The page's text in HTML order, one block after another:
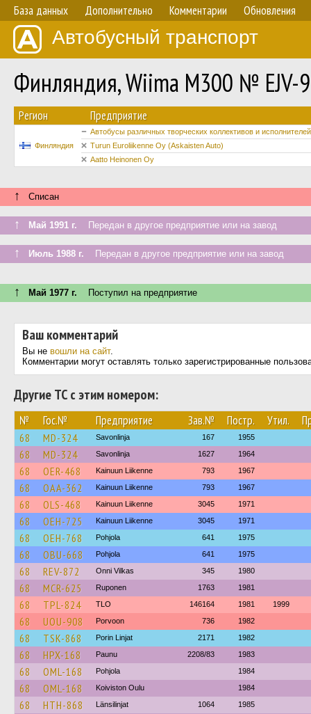
База данных Дополнительно Комментарии Обновления
Автобусный транспорт
Финляндия, Wiima M300 № EJV-
Регион Предприятие
Финляндия
Автобусы различных творческих коллективов и исполнителей
Turun Euroliikenne Oy (Askaisten Auto)
Aatto Heinonen Oy
↑ Списан
↑ Май 1991 г. Передан в другое предприятие или на завод
↑ Июль 1988 г. Передан в другое предприятие или на завод
↑ Май 1977 г. Поступил на предприятие
Ваш комментарий
Вы не вошли на сайт.
Комментарии могут оставлять только зарегистрированные
Другие ТС с этим номером:
№ Гос.№ Предприятие Зав.№ Постр. Утил.
68 MD-324 Savonlinja 167 1955
68 MD-324 Savonlinja 1627 1964
68 OER-468 Kainuun Liikenne 793 1967
68 OAA-362 Kainuun Liikenne 793 1967
68 OLS-468 Kainuun Liikenne 3045 1971
68 OEH-725 Kainuun Liikenne 3045 1971
68 OEH-768 Pohjola 641 1975
68 OBU-668 Pohjola 641 1975
68 REV-872 Onni Vilkas 345 1980
68 MCR-625 Ruponen 1763 1981
68 TPL-824 TLO 146164 1981 1999
68 UOU-908 Porvoon 736 1982
68 TSK-868 Porin Linjat 2171 1982
68 HPX-168 Paunu 2208/83 1983
68 OML-168 Pohjola 1984
68 OML-168 Koiviston Oulu 1984
68 HTH-868 Länsilinjat 1064 1985